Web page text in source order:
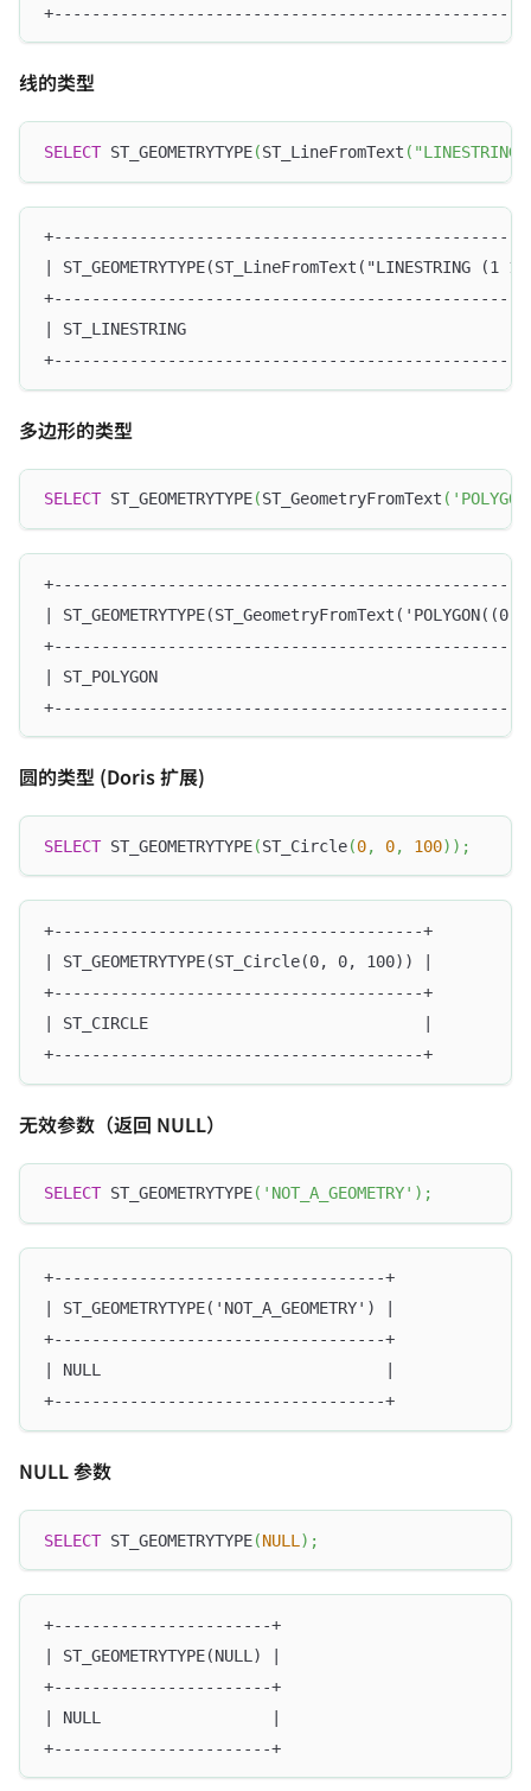
线的类型
SELECT ST_GEOMETRYTYPE(ST_LineFromText (
| ST_GEOMETRYTYPE(ST_LineFromText("LINESTRING
| ST_LINESTRING
多边形的类型
SELECT ST_GEOMETRYTYPE(ST_GeometryFromText (
|
| ST_POLYGON
圆的类型 (Doris 扩展)
SELECT ST_GEOMETRYTYPE(ST_Circle(0, 0, 100) ) ;
+---------------------------------------+
| ST_GEOMETRYTYPE(ST_Circle(0, 0, 100)) |
+---------------------------------------+
| ST_CIRCLE                             |
+---------------------------------------+
无效参数（返回 NULL）
SELECT ST_GEOMETRYTYPE( 'NOT_A_GEOMETRY' ) ;
+-----------------------------------+
| ST_GEOMETRYTYPE('NOT_A_GEOMETRY') |
+-----------------------------------+
| NULL                              |
+-----------------------------------+
NULL 参数
SELECT ST_GEOMETRYTYPE(NULL ) ;
+-----------------------+
| ST_GEOMETRYTYPE(NULL) |
+-----------------------+
| NULL                  |
+-----------------------+